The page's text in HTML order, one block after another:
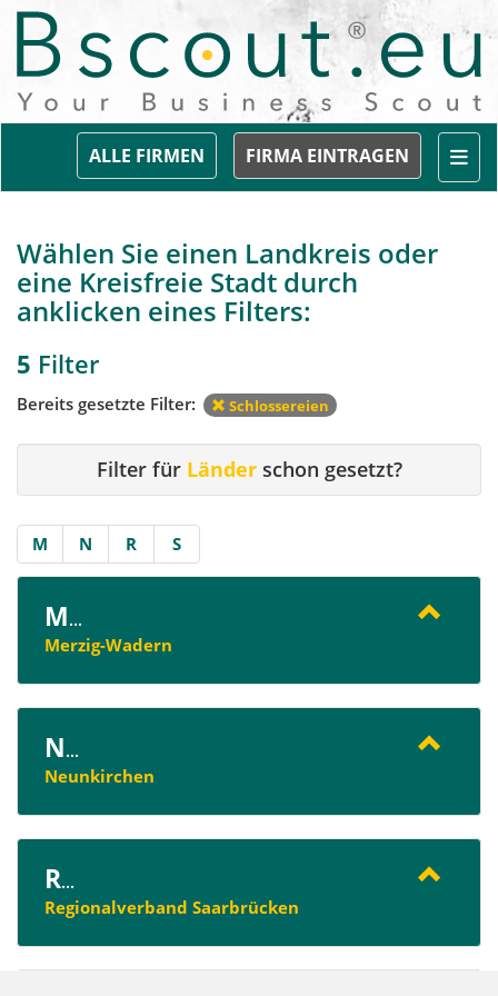
FIRMA EINTRAGEN
ALLE FIRMEN
Wählen Sie einen Landkreis oder
eine Kreisfreie Stadt durch
anklicken eines Filters:
5 Filter
Bereits gesetzte Filter: Schlossereien
Filter für Länderschon gesetzt?
M N R S
M...
Merzig-Wadern
N...
Neunkirchen
R...
Regionalverband Saarbrücken